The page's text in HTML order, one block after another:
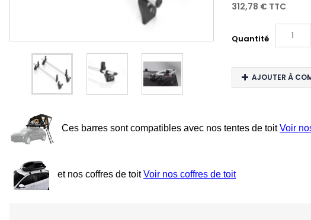
312,78 € TTC
Quantité
AJOUTER À
Ces barres sont compatibles avec nos tentes de toitVoir
et nos coffres de toitVoir nos coffres de toit